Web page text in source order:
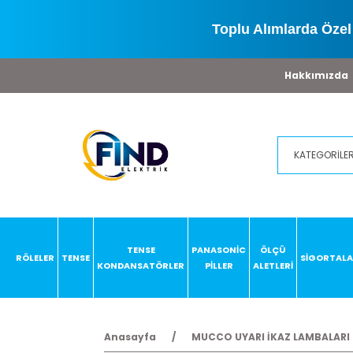
Toplu Alımlarda
Hakkımızda
RÖLELER TENSE
TENSE
KONDANSATÖRLER
PANASONİC
PİLLER
ÖLÇÜ
ALETLERİ
Anasayfa MUCCO UYARI İKAZ LAMBALARI